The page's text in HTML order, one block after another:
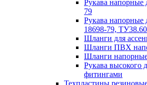
Рукава напорные
79
Рукава
18698-79,
Шланги для
Шланги ПВХ
Шланги
Рукава высокого
фитингами
Техпластины